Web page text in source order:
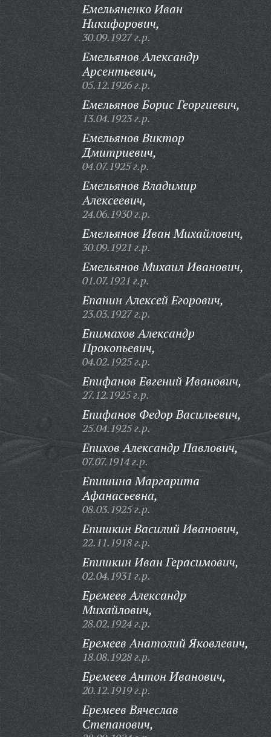
Емельяненко Иван
Никифорович,
30.09.1927 г.р.
Емельянов Александр
Арсентьевич,
05.12.1926 г.р.
Емельянов Борис Георгиевич,
13.04.1923 г.р.
Емельянов Виктор
Дмитриевич,
04.07.1925 г.р.
Емельянов Владимир
Алексеевич,
24.06.1930 г.р.
Емельянов Иван Михайлович,
30.09.1921 г.р.
Емельянов Михаил Иванович,
01.07.1921 г.р.
Епанин Алексей Егорович,
23.03.1927 г.р.
Епимахов Александр
Прокопьевич,
04.02.1925 г.р.
Епифанов Евгений Иванович,
27.12.1925 г.р.
Епифанов Федор Васильевич,
25.04.1925 г.р.
Епихов Александр Павлович,
07.07.1914 г.р.
Епишина Маргарита
Афанасьевна,
08.03.1925 г.р.
Епишкин Василий Иванович,
22.11.1918 г.р.
Епишкин Иван Герасимович,
02.04.1931 г.р.
Еремеев Александр
Михайлович,
28.02.1924 г.р.
Еремеев Анатолий Яковлевич,
18.08.1928 г.р.
Еремеев Антон Иванович,
20.12.1919 г.р.
Еремеев Вячеслав
Степанович,